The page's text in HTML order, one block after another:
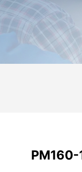
PM160-